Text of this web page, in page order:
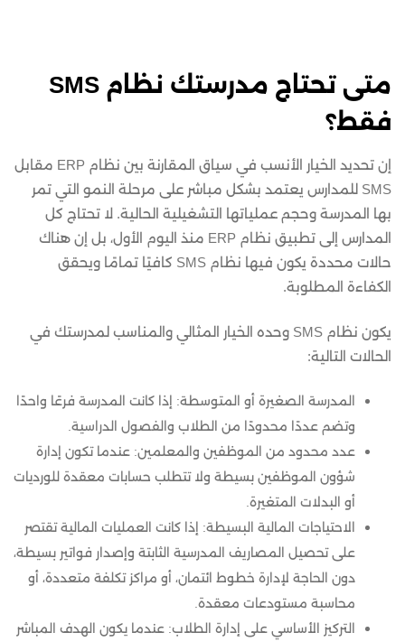
متى تحتاج مدرستك نظام SMS
فقط؟
إن تحديد الخيار الأنسب في سياق المقارنة بين نظام ERP مقابل
SMS للمدارس يعتمد بشكل مباشر على مرحلة النمو التي تمر
بها المدرسة وحجم عملياتها التشغيلية الحالية. لا تحتاج كل
المدارس إلى تطبيق نظام ERP منذ اليوم الأول، بل إن هناك
حالات محددة يكون فيها نظام SMS كافيًا تمامًا ويحقق
الكفاءة المطلوبة.
يكون نظام SMS وحده الخيار المثالي والمناسب لمدرستك في
الحالات التالية:
المدرسة الصغيرة أو المتوسطة: إذا كانت المدرسة فرعًا واحدًا
وتضم عددًا محدودًا من الطلاب والفصول الدراسية.
عدد محدود من الموظفين والمعلمين: عندما تكون إدارة
شؤون الموظفين بسيطة ولا تتطلب حسابات معقدة للورديات
أو البدلات المتغيرة.
الاحتياجات المالية البسيطة: إذا كانت العمليات المالية تقتصر
على تحصيل المصاريف المدرسية الثابتة وإصدار فواتير بسيطة،
دون الحاجة لإدارة خطوط ائتمان، أو مراكز تكلفة متعددة، أو
محاسبة مستودعات معقدة.
التركيز الأساسي على إدارة الطلاب: عندما يكون الهدف المباشر